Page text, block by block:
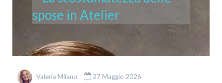
spose in Atelier
Valeria Milano 27 Maggio 2026